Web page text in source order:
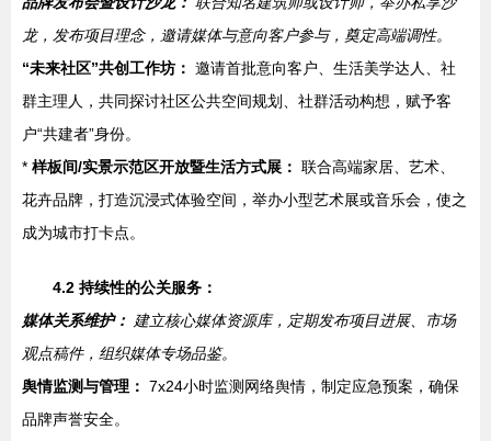
龙，发布项目理念，邀请媒体与意向客户参与，奠定高端调性。
“未来社区”共创工作坊： 邀请首批意向客户、生活美学达人、社
群主理人，共同探讨社区公共空间规划、社群活动构想，赋予客
户“共建者”身份。
* 样板间/实景示范区开放暨生活方式展： 联合高端家居、艺术、
花卉品牌，打造沉浸式体验空间，举办小型艺术展或音乐会，使之
成为城市打卡点。
4.2 持续性的公关服务：
媒体关系维护： 建立核心媒体资源库，定期发布项目进展、市场
观点稿件，组织媒体专场品鉴。
舆情监测与管理： 7x24小时监测网络舆情，制定应急预案，确保
品牌声誉安全。